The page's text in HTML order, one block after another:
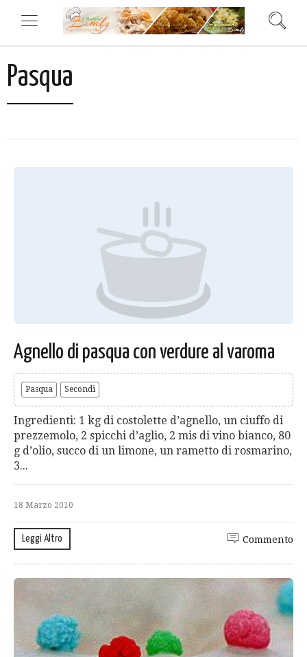
Pasqua
Agnello di pasqua con verdure al varoma
Pasqua Secondi
Ingredienti: 1 kg di costolette d’agnello, un ciuffo di
prezzemolo, 2 spicchi d’aglio, 2 mis di vino bianco, 80
g d’olio, succo di un limone, un rametto di rosmarino,
3...
18 Marzo 2010
Leggi Altro Commento